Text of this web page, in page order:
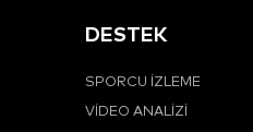
DESTEK
SPORCU İZLEME
VIDEO ANALIZI